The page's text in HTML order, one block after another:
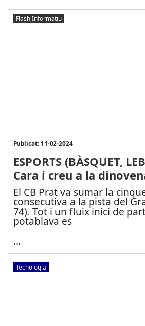
Flash Informatiu
Publicat: 11-02-2024
ESPORTS (BÀSQUET,
Cara i creu a la
El CB Prat va sumar la
consecutiva a la pista del
74). Tot i un fluix inici de
potablava es
...
Tecnologia